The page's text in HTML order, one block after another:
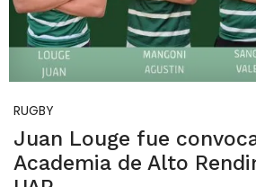
RUGBY
Juan Louge fue
Academia de Alto